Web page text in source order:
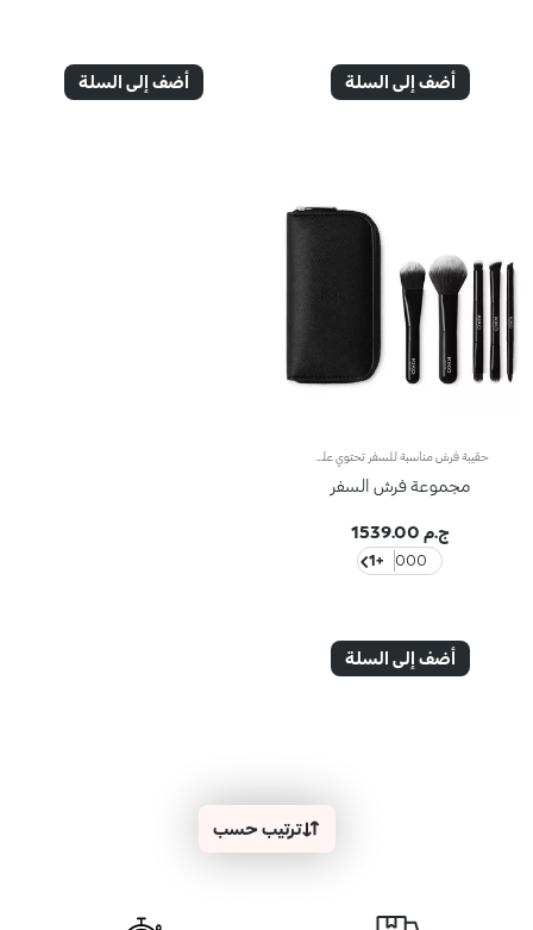
أضف إلى السلة أضف إلى السلة
مجموعة فرش السفر
ج.م 1539.00
000
+1
أضف إلى السلة
ترتيب حسب